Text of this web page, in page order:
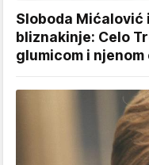
Sloboda Mićalović
bliznakinje: Celo
glumicom i